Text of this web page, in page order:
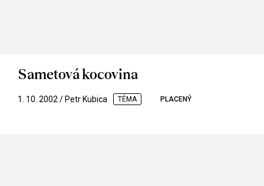
Sametová kocovina
1. 10. 2002 / Petr Kubica TÉMA PLACENÝ